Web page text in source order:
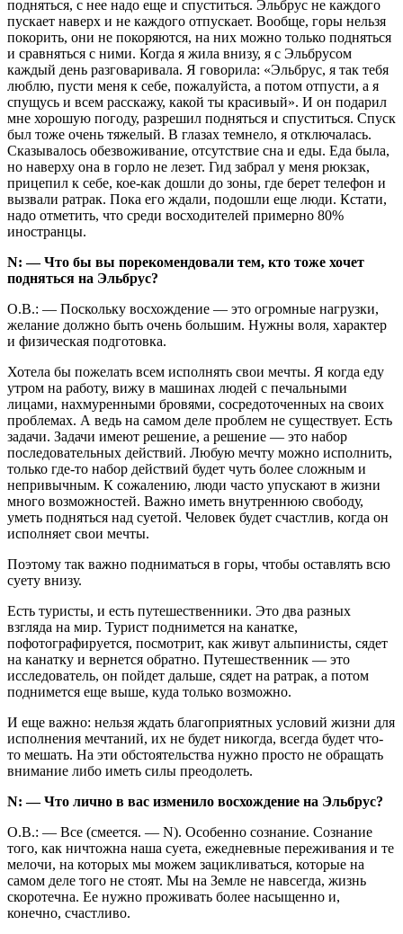
подняться, с нее надо еще и спуститься. Эльбрус не каждого
пускает наверх и не каждого отпускает. Вообще, горы нельзя
покорить, они не покоряются, на них можно только подняться
и сравняться с ними. Когда я жила внизу, я с Эльбрусом
каждый день разговаривала. Я говорила: «Эльбрус, я так тебя
люблю, пусти меня к себе, пожалуйста, а потом отпусти, а я
спущусь и всем расскажу, какой ты красивый». И он подарил
мне хорошую погоду, разрешил подняться и спуститься. Спуск
был тоже очень тяжелый. В глазах темнело, я отключалась.
Сказывалось обезвоживание, отсутствие сна и еды. Еда была,
но наверху она в горло не лезет. Гид забрал у меня рюкзак,
прицепил к себе, кое-как дошли до зоны, где берет телефон и
вызвали ратрак. Пока его ждали, подошли еще люди. Кстати,
надо отметить, что среди восходителей примерно 80%
иностранцы.
N: — Что бы вы порекомендовали тем, кто тоже хочет
подняться на Эльбрус?
О.В.: — Поскольку восхождение — это огромные нагрузки,
желание должно быть очень большим. Нужны воля, характер
и физическая подготовка.
Хотела бы пожелать всем исполнять свои мечты. Я когда еду
утром на работу, вижу в машинах людей с печальными
лицами, нахмуренными бровями, сосредоточенных на своих
проблемах. А ведь на самом деле проблем не существует. Есть
задачи. Задачи имеют решение, а решение — это набор
последовательных действий. Любую мечту можно исполнить,
только где-то набор действий будет чуть более сложным и
непривычным. К сожалению, люди часто упускают в жизни
много возможностей. Важно иметь внутреннюю свободу,
уметь подняться над суетой. Человек будет счастлив, когда он
исполняет свои мечты.
Поэтому так важно подниматься в горы, чтобы оставлять всю
суету внизу.
Есть туристы, и есть путешественники. Это два разных
взгляда на мир. Турист поднимется на канатке,
пофотографируется, посмотрит, как живут альпинисты, сядет
на канатку и вернется обратно. Путешественник — это
исследователь, он пойдет дальше, сядет на ратрак, а потом
поднимется еще выше, куда только возможно.
И еще важно: нельзя ждать благоприятных условий жизни для
исполнения мечтаний, их не будет никогда, всегда будет что-
то мешать. На эти обстоятельства нужно просто не обращать
внимание либо иметь силы преодолеть.
N: — Что лично в вас изменило восхождение на Эльбрус?
О.В.: — Все (смеется. — N). Особенно сознание. Сознание
того, как ничтожна наша суета, ежедневные переживания и те
мелочи, на которых мы можем зацикливаться, которые на
самом деле того не стоят. Мы на Земле не навсегда, жизнь
скоротечна. Ее нужно проживать более насыщенно и,
конечно, счастливо.